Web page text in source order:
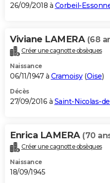
26/09/2018 à Corbeil-
Viviane LAMERA (68
Créer une cagnotte obsèques
Naissance
06/11/1947 à Cramoisy(Oise)
Décès
27/09/2016 à Saint-Nicolas-
Enrica LAMERA (70
Créer une cagnotte obsèques
Naissance
18/09/1945